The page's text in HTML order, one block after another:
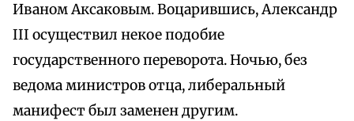
Иваном Аксаковым. Воцарившись, Александр
III осуществил некое подобие
государственного переворота. Ночью, без
ведома министров отца, либеральный
манифест был заменен другим.